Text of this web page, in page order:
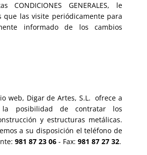
CONDICIONES GENERALES, le
que las visite periódicamente para
informado de los cambios
web, Digar de Artes, S.L. ofrece a
la posibilidad de contratar los
y estructuras metálicas.
a su disposición el teléfono de
981 87 23 06 - Fax: 981 87 27 32.